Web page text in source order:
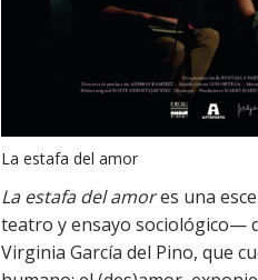
La estafa del amor
La estafa del amores una
teatro y ensayo sociológico—
Virginia García del Pino, que